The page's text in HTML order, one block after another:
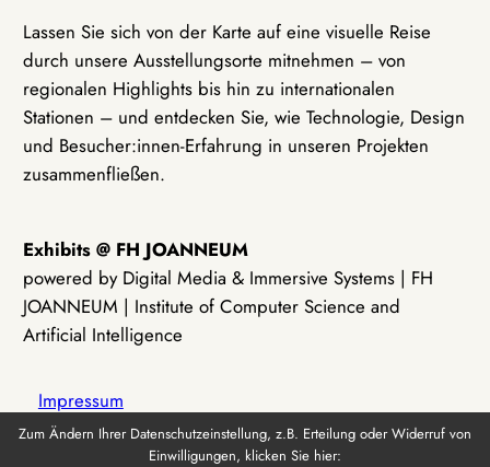
Lassen Sie sich von der Karte auf eine visuelle Reise
durch unsere Ausstellungsorte mitnehmen – von
regionalen Highlights bis hin zu internationalen
Stationen – und entdecken Sie, wie Technologie, Design
und Besucher:innen-Erfahrung in unseren Projekten
zusammenfließen.
Exhibits @ FH JOANNEUM
powered by Digital Media & Immersive Systems | FH
JOANNEUM | Institute of Computer Science and
Artificial Intelligence
Impressum
Zum Ändern Ihrer Datenschutzeinstellung, z.B. Erteilung oder Widerruf von
Einwilligungen, klicken Sie hier: